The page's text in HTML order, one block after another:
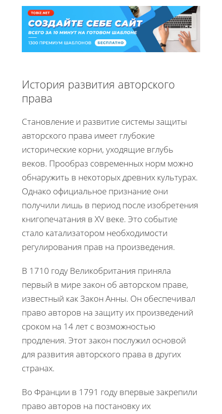
История развития авторского
права
Становление и развитие системы защиты
авторского права имеет глубокие
исторические корни, уходящие вглубь
веков. Прообраз современных норм можно
обнаружить в некоторых древних культурах.
Однако официальное признание они
получили лишь в период после изобретения
книгопечатания в XV веке. Это событие
стало катализатором необходимости
регулирования прав на произведения.
В 1710 году Великобритания приняла
первый в мире закон об авторском праве,
известный как Закон Анны. Он обеспечивал
право авторов на защиту их произведений
сроком на 14 лет с возможностью
продления. Этот закон послужил основой
для развития авторского права в других
странах.
Во Франции в 1791 году впервые закрепили
право авторов на постановку их